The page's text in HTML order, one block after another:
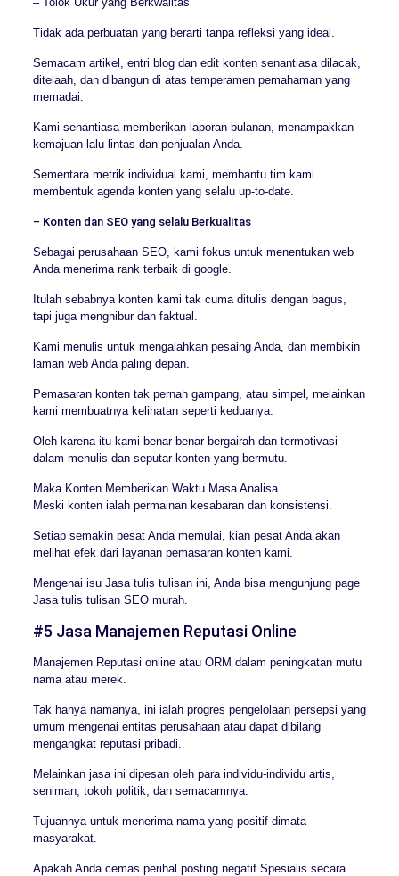
Tidak ada perbuatan yang berarti tanpa refleksi yang ideal.
Semacam artikel, entri blog dan edit konten senantiasa dilacak,
ditelaah, dan dibangun di atas temperamen pemahaman yang
memadai.
Kami senantiasa memberikan laporan bulanan, menampakkan
kemajuan lalu lintas dan penjualan Anda.
Sementara metrik individual kami, membantu tim kami
membentuk agenda konten yang selalu up-to-date.
– Konten dan SEO yang selalu Berkualitas
Sebagai perusahaan SEO, kami fokus untuk menentukan web
Anda menerima rank terbaik di google.
Itulah sebabnya konten kami tak cuma ditulis dengan bagus,
tapi juga menghibur dan faktual.
Kami menulis untuk mengalahkan pesaing Anda, dan membikin
laman web Anda paling depan.
Pemasaran konten tak pernah gampang, atau simpel, melainkan
kami membuatnya kelihatan seperti keduanya.
Oleh karena itu kami benar-benar bergairah dan termotivasi
dalam menulis dan seputar konten yang bermutu.
Maka Konten Memberikan Waktu Masa Analisa
Meski konten ialah permainan kesabaran dan konsistensi.
Setiap semakin pesat Anda memulai, kian pesat Anda akan
melihat efek dari layanan pemasaran konten kami.
Mengenai isu Jasa tulis tulisan ini, Anda bisa mengunjung page
Jasa tulis tulisan SEO murah.
#5 Jasa Manajemen Reputasi Online
Manajemen Reputasi online atau ORM dalam peningkatan mutu
nama atau merek.
Tak hanya namanya, ini ialah progres pengelolaan persepsi yang
umum mengenai entitas perusahaan atau dapat dibilang
mengangkat reputasi pribadi.
Melainkan jasa ini dipesan oleh para individu-individu artis,
seniman, tokoh politik, dan semacamnya.
Tujuannya untuk menerima nama yang positif dimata
masyarakat.
Apakah Anda cemas perihal posting negatif Spesialis secara